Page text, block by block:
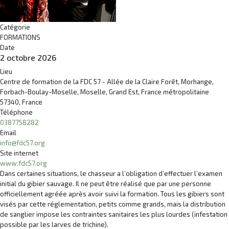
Catégorie
FORMATIONS
Date
2 octobre 2026
Lieu
Centre de formation de la FDC 57 - Allée de la Claire Forêt, Morhange,
Forbach-Boulay-Moselle, Moselle, Grand Est, France métropolitaine
57340, France
Téléphone
0387758282
Email
info@fdc57.org
Site internet
www.fdc57.org
Dans certaines situations, le chasseur a l’obligation d’effectuer l’examen
initial du gibier sauvage. Il ne peut être réalisé que par une personne
officiellement agréée après avoir suivi la formation. Tous les gibiers sont
visés par cette réglementation, petits comme grands, mais la distribution
de sanglier impose les contraintes sanitaires les plus lourdes (infestation
possible par les larves de trichine).